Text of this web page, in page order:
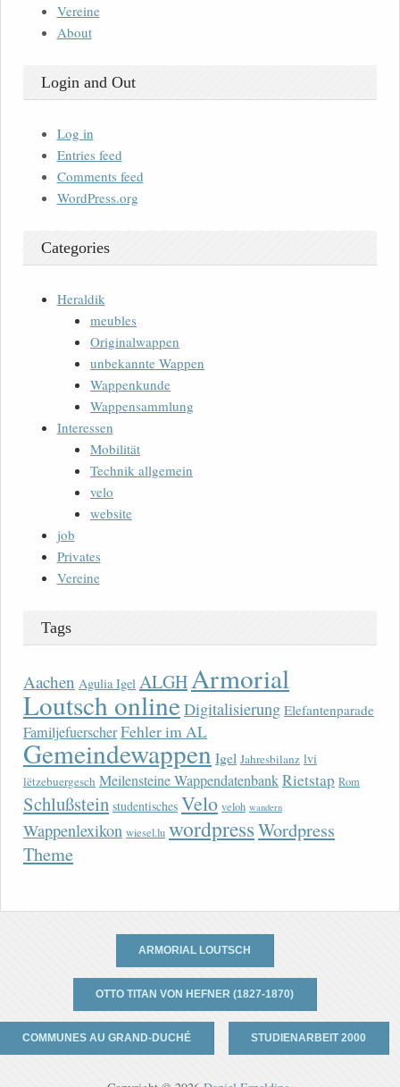
Vereine
About
Login and Out
Log in
Entries feed
Comments feed
WordPress.org
Categories
Heraldik
meubles
Originalwappen
unbekannte Wappen
Wappenkunde
Wappensammlung
Interessen
Mobilität
Technik allgemein
velo
website
job
Privates
Vereine
Tags
Aachen Agulia Igel ALGHArmorial
Loutsch onlineDigitalisierung Elefantenparade
FamiljefuerscherFehler im AL
Gemeindewappen Igel Jahresbilanz lvi
lëtzebuergesch Meilensteine WappendatenbankRietstap Rom
Schlußstein studentisches Velo veloh wandern
Wappenlexikon wiesel.lu wordpressWordpress
Theme
ARMORIAL LOUTSCH
OTTO TITAN VON HEFNER (1827-1870)
COMMUNES AU GRAND-DUCHÉ STUDIENARBEIT 2000